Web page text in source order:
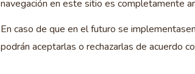
navegación en este sitio es completamente
En caso de que en el futuro se
podrán aceptarlas o rechazarlas de acuerdo